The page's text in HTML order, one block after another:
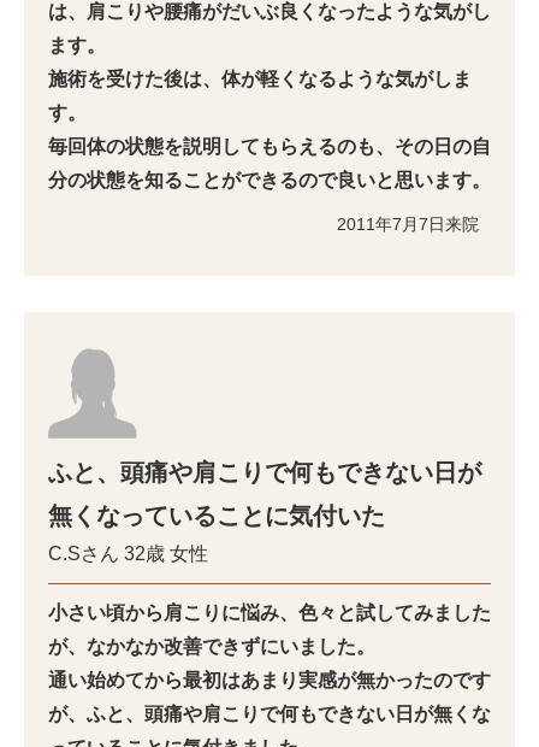
は、肩こりや腰痛がだいぶ良くなったような気がし
ます。
施術を受けた後は、体が軽くなるような気がしま
す。
毎回体の状態を説明してもらえるのも、その日の自
分の状態を知ることができるので良いと思います。
2011年7月7日来院
ふと、頭痛や肩こりで何もできない日が
無くなっていることに気付いた
C.Sさん 32歳 女性
小さい頃から肩こりに悩み、色々と試してみました
が、なかなか改善できずにいました。
通い始めてから最初はあまり実感が無かったのです
が、 ふと、頭痛や肩こりで何もできない日が無くな